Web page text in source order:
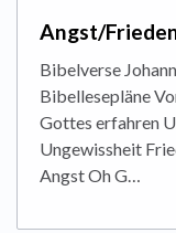
Angst/
Bibelverse
Bibellesepläne
Gottes erfahren
Ungewissheit
Angst Oh G…